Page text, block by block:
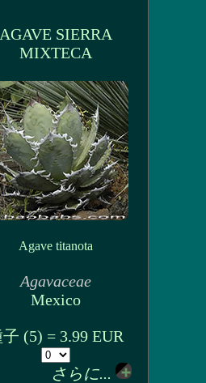
AGAVE SIERRA
MIXTECA
Agave titanota
Agavaceae
Mexico
(5) = 3.99 EUR
さらに...